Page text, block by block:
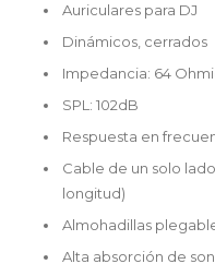
Auriculares para DJ
Dinámicos, cerrados
Impedancia: 64
SPL: 102dB
Respuesta en
Cable de un solo
longitud)
Almohadillas
Alta absorción de